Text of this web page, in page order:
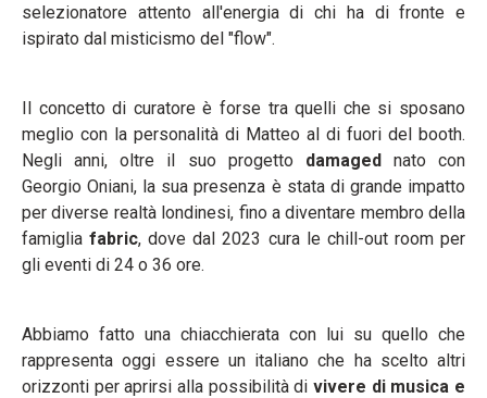
selezionatore attento all'energia di chi ha di fronte e
ispirato dal misticismo del "flow".
Il concetto di curatore è forse tra quelli che si sposano
meglio con la personalità di Matteo al di fuori del booth.
Negli anni, oltre il suo progetto damagednato con
Georgio Oniani, la sua presenza è stata di grande impatto
per diverse realtà londinesi, fino a diventare membro della
famigliafabric, dove dal 2023 cura le chill-out room per
gli eventi di 24 o 36 ore.
Abbiamo fatto una chiacchierata con lui su quello che
rappresenta oggi essere un italiano che ha scelto altri
orizzonti per aprirsi alla possibilità di vivere di musica e